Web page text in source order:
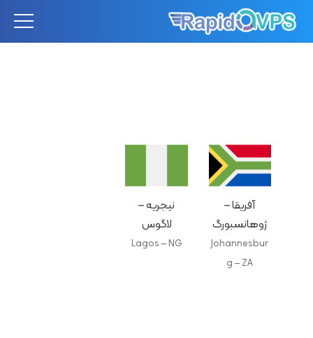
آفریقا –
ژوهانسبورگ
Johannesbur
g – ZA
نیجریه –
لاگوس
Lagos – NG